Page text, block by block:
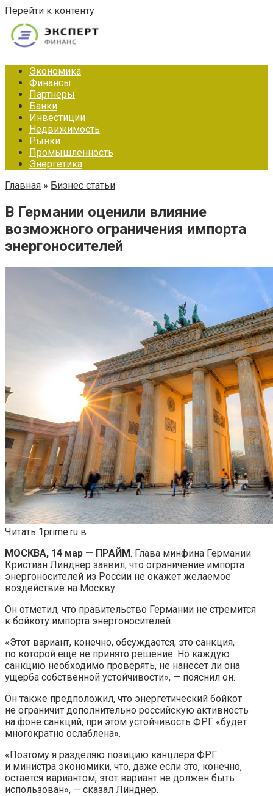
Перейти к контенту
Экономика
Финансы
Партнеры
Банки
Инвестиции
Недвижимость
Рынки
Промышленность
Энергетика
Главная » Бизнес статьи
В Германии оценили влияние
возможного ограничения импорта
энергоносителей
Читать 1prime.ru в
МОСКВА, 14 мар — ПРАЙМ. Глава минфина Германии
Кристиан Линднер заявил, что ограничение импорта
энергоносителей из России не окажет желаемое
воздействие на Москву.
Он отметил, что правительство Германии не стремится
к бойкоту импорта энергоносителей.
«Этот вариант, конечно, обсуждается, это санкция,
по которой еще не принято решение. Но каждую
санкцию необходимо проверять, не нанесет ли она
ущерба собственной устойчивости», — пояснил он.
Он также предположил, что энергетический бойкот
не ограничит дополнительно российскую активность
на фоне санкций, при этом устойчивость ФРГ «будет
многократно ослаблена».
«Поэтому я разделяю позицию канцлера ФРГ
и министра экономики, что, даже если это, конечно,
остается вариантом, этот вариант не должен быть
использован», — сказал Линднер.